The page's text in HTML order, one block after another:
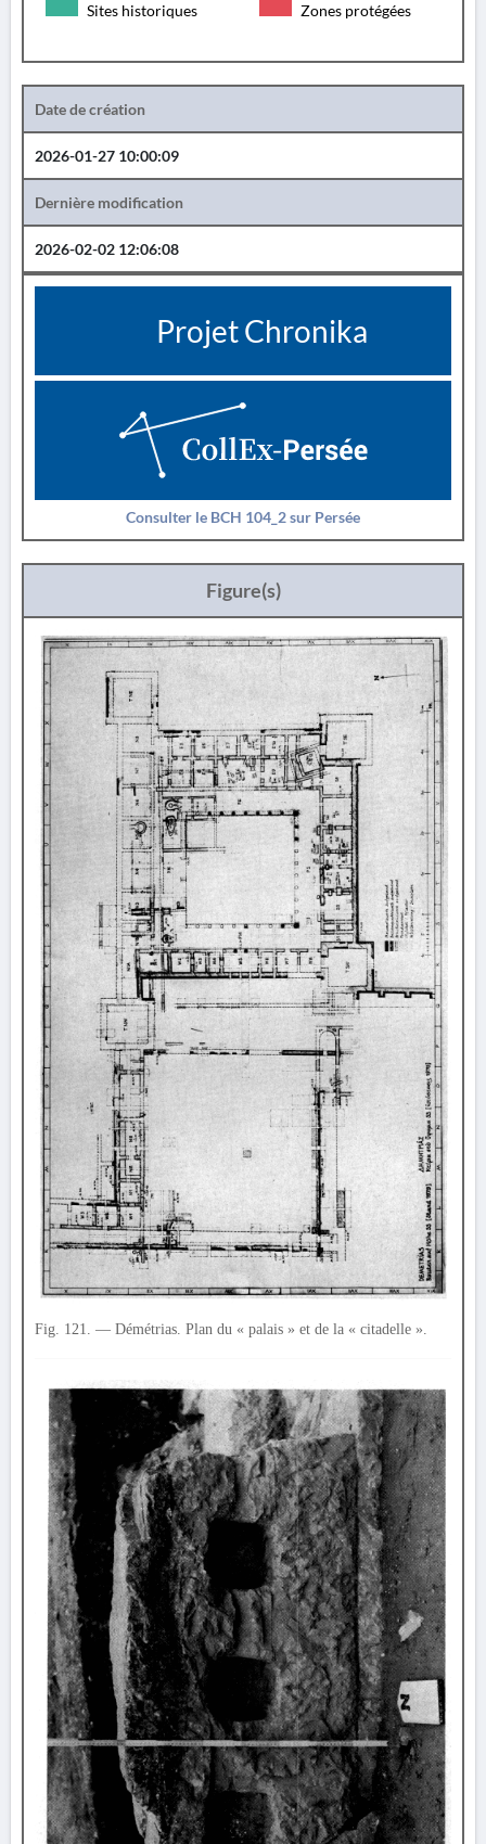
Sites historiques Zones protégées
Date de création
2026-01-27 10:00:09
Dernière modification
2026-02-02 12:06:08
Projet Chronika
Consulter le BCH 104_2 sur Persée
Figure(s)
Fig. 121. — Démétrias. Plan du « palais » et de la « citadelle ».